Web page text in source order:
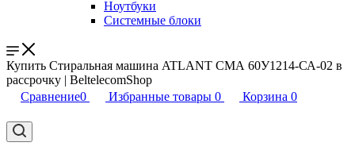
Ноутбуки
Системные блоки
Купить Стиральная машина ATLANT СМА 60У1214-СА-02 в
рассрочку | BeltelecomShop
Сравнение0 Избранные товары 0 Корзина 0